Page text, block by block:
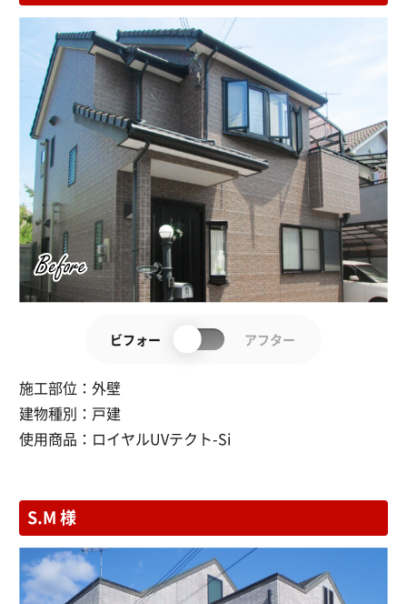
施工部位：外壁
建物種別： 戸建
使用商品： ロイヤルUVテクト-Si
ビフォー アフター
S.M 様